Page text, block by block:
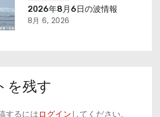
2026年8月6日の波情報
8月 6, 2026
を残す
するにはログインしてください。